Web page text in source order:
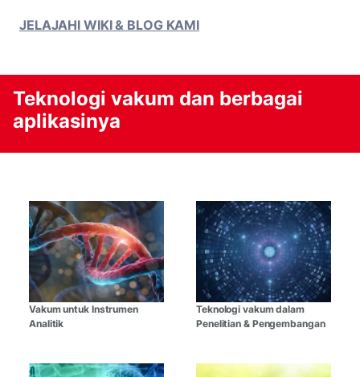
JELAJAHI WIKI & BLOG KAMI
Teknologi vakum dan berbagai
aplikasinya
Vakum untuk Instrumen
Analitik
Teknologi vakum dalam
Penelitian & Pengembangan